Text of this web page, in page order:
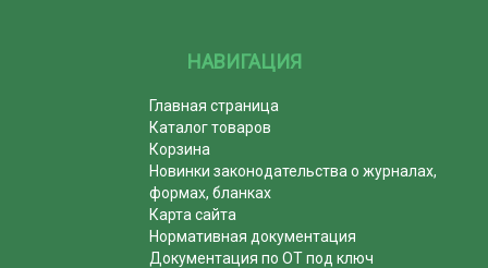
НАВИГАЦИЯ
Главная страница
Каталог товаров
Корзина
Новинки законодательства о журналах,
формах, бланках
Карта сайта
Нормативная документация
Документация по ОТ под ключ